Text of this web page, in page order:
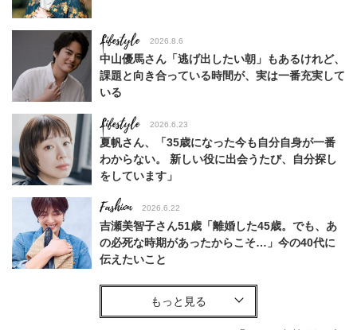
Lifestyle 2026.8.6
中山優馬さん「逃げ出したい朝」もあるけれど、
課題と向き合っている時間が、実は一番充実して
いる
Lifestyle 2026.6.23
夏帆さん、「35歳になった今も自分自身が一番
わからない。 新しい役に出会うたび、自分探し
をしています」
Fashion 2026.6.22
吉瀬美智子さん51歳「離婚した45歳。でも、あ
の必死な時期があったからこそ…」今の40代に
伝えたいこと
Fashion
【40代コンサバ派】白Tシャツは「パール×ゴー